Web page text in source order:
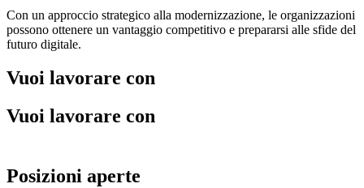
Con un approccio strategico alla modernizzazione, le organizzazioni
possono ottenere un vantaggio competitivo e prepararsi alle sfide del
futuro digitale.
Vuoi lavorare con
Vuoi lavorare con
Posizioni aperte